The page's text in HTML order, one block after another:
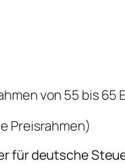
von 55 bis 65
Preisrahmen)
für deutsche